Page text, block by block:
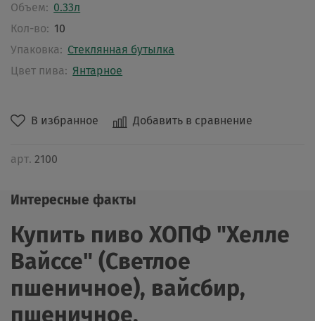
В избранное Добавить в сравнение
арт. 2100
Объем: 0.33л
Кол-во: 10
Упаковка: Стеклянная бутылка
Цвет пива: Янтарное
Интересные факты
Купить пиво ХОПФ "Хелле
Вайссе" (Светлое
пшеничное), вайсбир,
пшеничное,